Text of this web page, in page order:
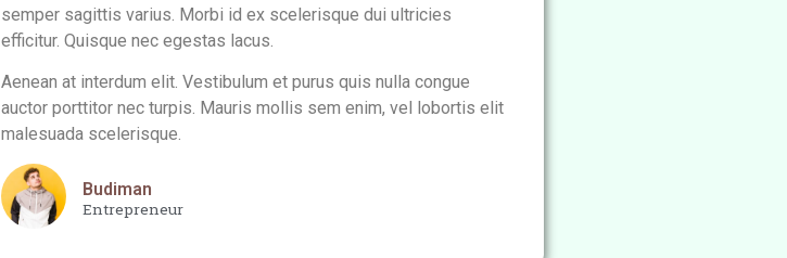
semper sagittis varius. Morbi id ex scelerisque dui ultricies
efficitur. Quisque nec egestas lacus.
Aenean at interdum elit. Vestibulum et purus quis nulla congue
auctor porttitor nec turpis. Mauris mollis sem enim, vel lobortis elit
malesuada scelerisque.
Budiman
Entrepreneur